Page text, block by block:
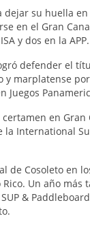
dejar su huella
en el Gran
y dos en la APP.
defender el
y marplatense
Juegos
en
International
de Cosoleto en
Rico. Un año
&